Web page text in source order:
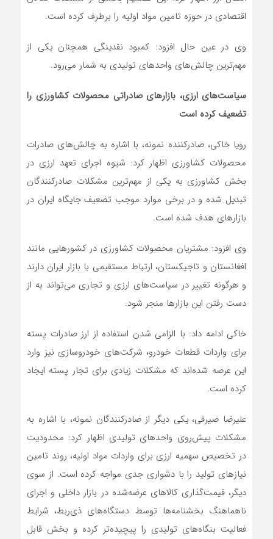
اقتصادی در حوزه تامین مواد اولیه را برطرف کرده است.
وی در عین حال افزود: کمبود نقدینگی همچنان یکی از
مهم‌ترین چالش‌های واحدهای تولیدی به شمار می‌رود.
سیاست‌های ارزی، بازارهای صادراتی محصولات کشاورزی را
تضعیف کرده است
رویا خاکی، صادرکننده نمونه، با اشاره به چالش‌های صادرات
محصولات کشاورزی اظهار کرد: شیوه اجرای تعهد ارزی در
بخش کشاورزی به یکی از مهم‌ترین مشکلات صادرکنندگان
تبدیل شده و در برخی موارد موجب تضعیف جایگاه ایران در
بازارهای هدف شده است.
وی افزود: مشتریان محصولات کشاورزی در کشورهایی مانند
افغانستان و تاجیکستان، ارتباط مستقیمی با بازار ایران دارند
و هرگونه تغییر در سیاست‌های ارزی و تجاری می‌تواند به از
دست رفتن این بازارها منجر شود.
خاکی ادامه داد: با الزامی شدن استفاده از ارز صادرات پسته
برای واردات قطعات خودرو، شرکت‌های خودروسازی نیز وارد
این عرصه شده‌اند که مشکلات زیادی برای تجار پسته ایجاد
کرده است.
علیرضا صیرفی، یکی دیگر از صادرکنندگان نمونه، با اشاره به
مشکلات پیش‌روی واحدهای تولیدی اظهار کرد: محدودیت
در تخصیص سهمیه ارزی برای واردات مواد اولیه، روند تامین
نیازهای تولید را با دشواری جدی مواجه کرده است. از سوی
دیگر، قیمت‌گذاری کالاهای عرضه‌شده در بازار داخلی و اجرای
ناهماهنگ بخشنامه‌ها توسط دستگاه‌های ذی‌ربط، شرایط
فعالیت بنگاه‌های تولیدی را پیچیده‌تر کرده و بخش قابل